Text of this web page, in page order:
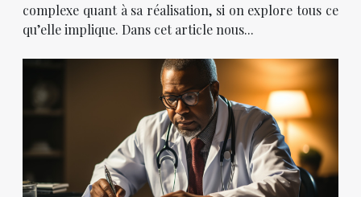
complexe quant à sa réalisation, si on explore tous ce
qu’elle implique. Dans cet article nous...